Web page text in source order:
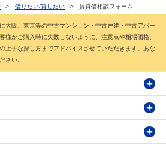
> 借りたい/貸したい > 賃貸借相談フォーム
大阪、東京等の中古マンション・中古戸建・中古アパー
様がご購入時に失敗しないように、注意点や相場価格、
上手な探し方までアドバイスさせていただきます。あな
さい。